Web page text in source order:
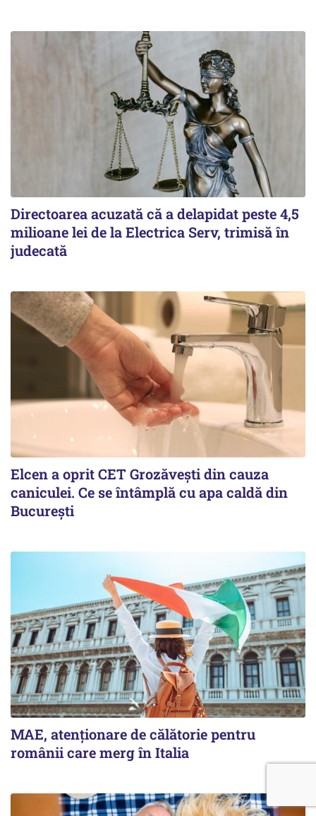
Directoarea acuzată că a delapidat peste 4,5
milioane lei de la Electrica Serv, trimisă în
judecată
Elcen a oprit CET Grozăvești din cauza
caniculei. Ce se întâmplă cu apa caldă din
București
MAE, atenționare de călătorie pentru
românii care merg în Italia